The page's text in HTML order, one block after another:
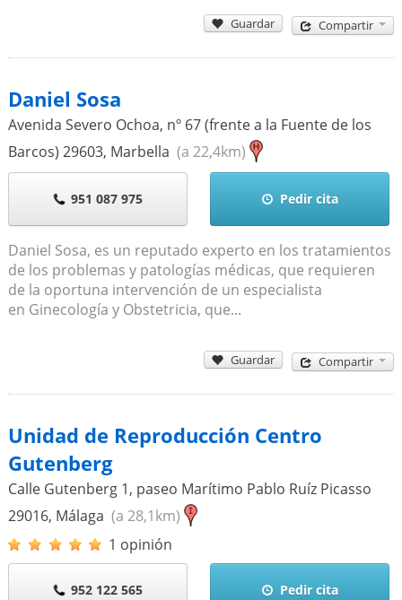
Guardar Compartir
Daniel Sosa
Avenida Severo Ochoa, nº 67 (frente a la Fuente de los
Barcos) 29603, Marbella (a 22,4km)
951 087 975 Pedir cita
Daniel Sosa, es un reputado experto en los tratamientos
de los problemas y patologías médicas, que requieren
de la oportuna intervención de un especialista
en Ginecología y Obstetricia, que...
Guardar Compartir
Unidad de Reproducción Centro
Gutenberg
Calle Gutenberg 1, paseo Marítimo Pablo Ruíz Picasso
29016, Málaga (a 28,1km)
1 opinión
952 122 565 Pedir cita